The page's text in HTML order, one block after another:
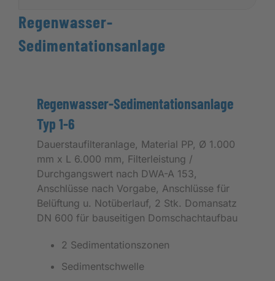
Regenwasser-
Sedimentationsanlage
Regenwasser-Sedimentationsanlage
Typ 1-6
Dauerstaufilteranlage, Material PP, Ø 1.000
mm x L 6.000 mm, Filterleistung /
Durchgangswert nach DWA-A 153,
Anschlüsse nach Vorgabe, Anschlüsse für
Belüftung u. Notüberlauf, 2 Stk. Domansatz
DN 600 für bauseitigen Domschachtaufbau
2 Sedimentationszonen
Sedimentschwelle